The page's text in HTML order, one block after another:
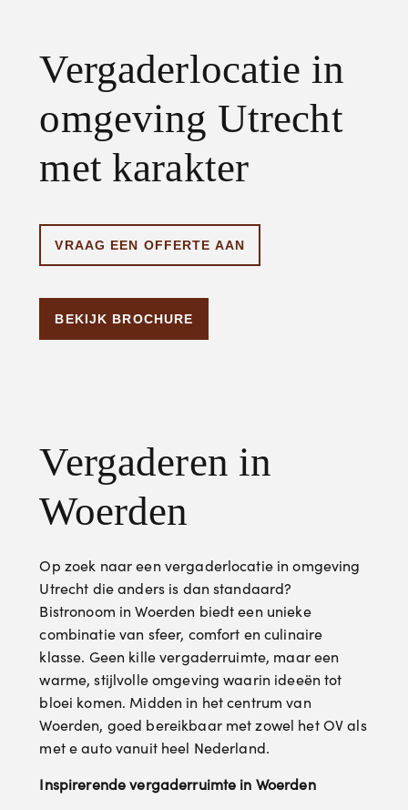
Vergaderlocatie in
omgeving Utrecht
met karakter
VRAAG EEN OFFERTE AAN
BEKIJK BROCHURE
Vergaderen in
Woerden
Op zoek naar een vergaderlocatie in omgeving
Utrecht die anders is dan standaard?
Bistronoom in Woerden biedt een unieke
combinatie van sfeer, comfort en culinaire
klasse. Geen kille vergaderruimte, maar een
warme, stijlvolle omgeving waarin ideeën tot
bloei komen. Midden in het centrum van
Woerden, goed bereikbaar met zowel het OV als
met e auto vanuit heel Nederland.
Inspirerende vergaderruimte in Woerden